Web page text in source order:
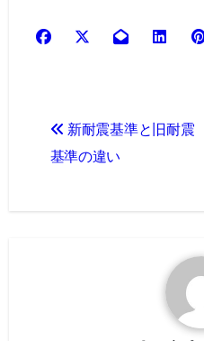
稿
新耐震基準と旧耐震
基準の違い